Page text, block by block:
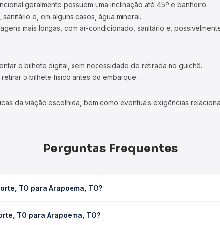
geralmente possuem uma inclinação até 45º e banheiro.
e, em alguns casos, água mineral.
mais longas, com ar-condicionado, sanitário e,
o bilhete digital, sem necessidade de retirada no guichê.
o bilhete físico antes do embarque.
da viação escolhida, bem como eventuais exigências
Perguntas Frequentes
TO para Arapoema, TO?
você consulta os horários disponíveis e vê a duração exata de
TO para Arapoema, TO?